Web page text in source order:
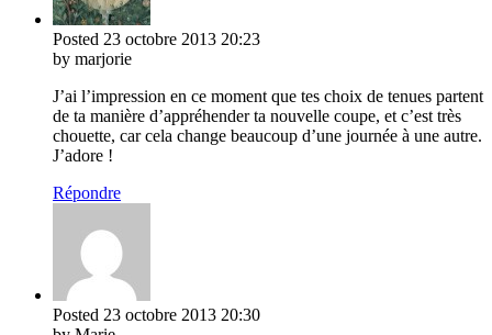
Posted 23 octobre 2013 20:23
by marjorie
J’ai l’impression en ce moment que tes choix de tenues partent
de ta manière d’appréhender ta nouvelle coupe, et c’est très
chouette, car cela change beaucoup d’une journée à une autre.
J’adore !
Répondre
Posted 23 octobre 2013 20:30